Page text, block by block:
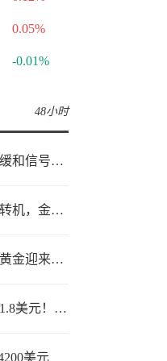
0.05%
-0.01%
48小时
8月5日财经早餐：美伊释放重大缓和信号，现货黄金高位持稳，美油重挫超6%
黄金交易提醒：霍尔木兹海峡现转机，金价小幅反弹，能否借就业数据再上新台阶？
地缘缓和叠加美联储中性偏鸽，黄金迎来上行窗口
卡塔尔草案一出，油价瞬间崩跌1.8美元！海峡真要通了？
美元